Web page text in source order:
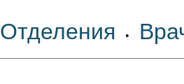
Отделения •